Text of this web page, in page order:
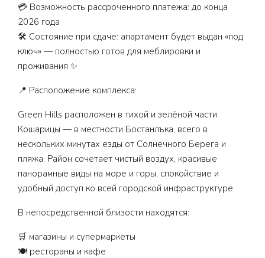
💳 Возможность рассроченного платежа: до конца
2026 года
🛠️ Состояние при сдаче: апартамент будет выдан «под
ключ» — полностью готов для меблировки и
проживания ✨
📍 Расположение комплекса:
Green Hills расположен в тихой и зелёной части
Кошарицы — в местности Бостанлъка, всего в
нескольких минутах езды от Солнечного Берега и
пляжа. Район сочетает чистый воздух, красивые
панорамные виды на море и горы, спокойствие и
удобный доступ ко всей городской инфраструктуре.
В непосредственной близости находятся:
🛒 магазины и супермаркеты
🍽️ рестораны и кафе